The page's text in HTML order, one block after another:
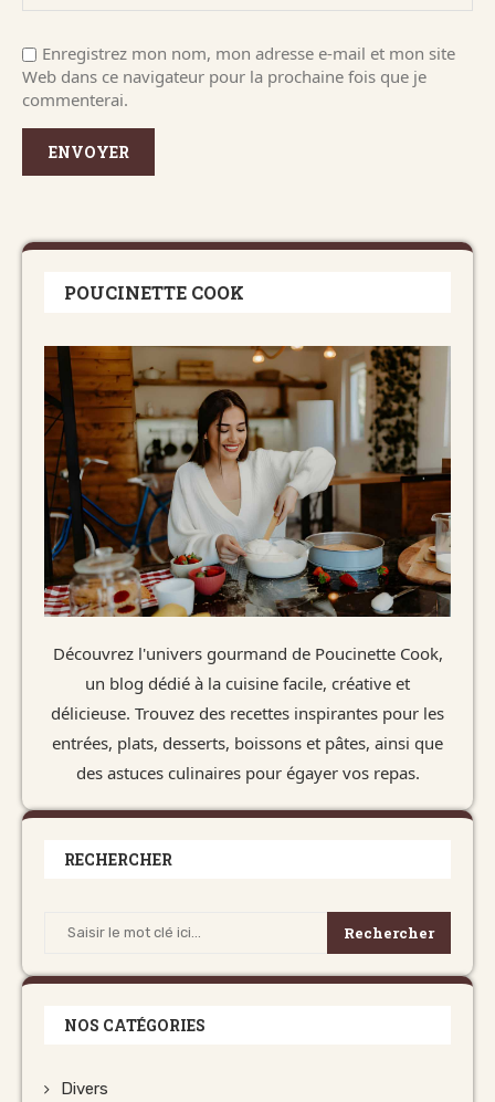
Enregistrez mon nom, mon adresse e-mail et mon site
Web dans ce navigateur pour la prochaine fois que je
commenterai.
POUCINETTE COOK
Découvrez l'univers gourmand de Poucinette Cook,
un blog dédié à la cuisine facile, créative et
délicieuse. Trouvez des recettes inspirantes pour les
entrées, plats, desserts, boissons et pâtes, ainsi que
des astuces culinaires pour égayer vos repas.
RECHERCHER
Rechercher
NOS CATÉGORIES
Divers